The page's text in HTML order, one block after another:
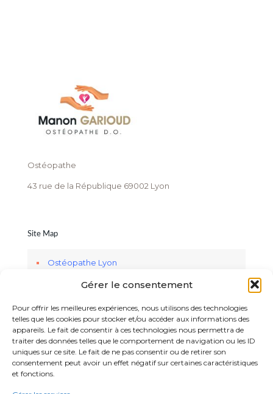
Gérer le consentement
Pour offrir les meilleures expériences, nous utilisons des technologies
telles que les cookies pour stocker et/ou accéder aux informations des
appareils. Le fait de consentir à ces technologies nous permettra de
traiter des données telles que le comportement de navigation ou les ID
uniques sur ce site. Le fait de ne pas consentir ou de retirer son
consentement peut avoir un effet négatif sur certaines caractéristiques
et fonctions.
Ostéopathe
43 rue de la République 69002 Lyon
Site Map
Ostéopathe Lyon
Services
Réseau, Lecture & Ateliers
Informations
Mentions Légales RGPD